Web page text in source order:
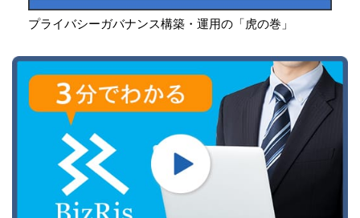
プライバシーガバナンス構築・運用の「虎の巻」